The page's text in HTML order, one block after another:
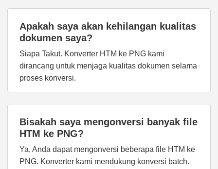
Apakah saya akan kehilangan kualitas
dokumen saya?
Siapa Takut. Konverter HTM ke PNG kami
dirancang untuk menjaga kualitas dokumen selama
proses konversi.
Bisakah saya mengonversi banyak file
HTM ke PNG?
Ya, Anda dapat mengonversi beberapa file HTM ke
PNG. Konverter kami mendukung konversi batch.